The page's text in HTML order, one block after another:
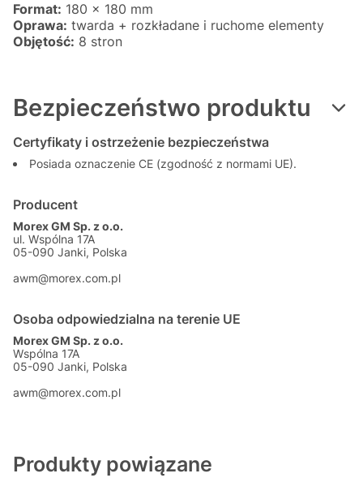
Format: 180 × 180 mm
Oprawa: twarda + rozkładane i ruchome elementy
Objętość: 8 stron
Bezpieczeństwo produktu
Certyfikaty i ostrzeżenie bezpieczeństwa
Posiada oznaczenie CE (zgodność z normami UE).
Producent
Morex GM Sp. z o.o.
ul. Wspólna 17A
05-090 Janki, Polska
awm@morex.com.pl
Osoba odpowiedzialna na terenie UE
Morex GM Sp. z o.o.
Wspólna 17A
05-090 Janki, Polska
awm@morex.com.pl
Produkty powiązane